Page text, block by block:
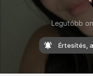
Legutóbb
Értesítés,